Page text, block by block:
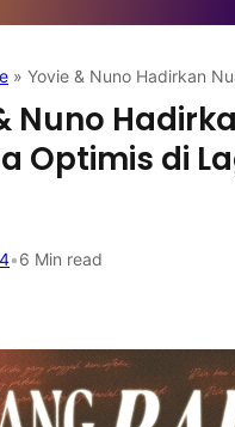
» Yovie & Nuno Hadirkan
Nuno
Optimis di
•6 Min read